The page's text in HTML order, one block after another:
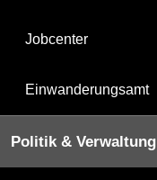
Jobcenter
Einwanderungsamt
Politik & Verwaltung